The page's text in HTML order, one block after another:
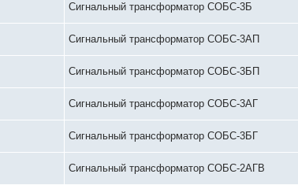
Сигнальный трансформатор СОБС-3Б
Сигнальный трансформатор СОБС-3АП
Сигнальный трансформатор СОБС-3БП
Сигнальный трансформатор СОБС-3АГ
Сигнальный трансформатор СОБС-3БГ
Сигнальный трансформатор СОБС-2АГВ